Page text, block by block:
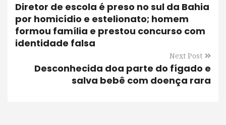
Diretor de escola é preso no sul da Bahia
por homicídio e estelionato; homem
formou família e prestou concurso com
identidade falsa
Next Post
Desconhecida doa parte do fígado e
salva bebê com doença rara